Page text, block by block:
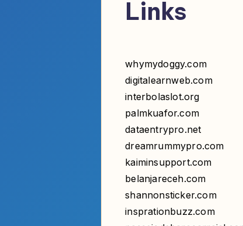
interbolaslot.org
palmkuafor.com
dataentrypro.net
dreamrummypro.com
kaiminsupport.com
belanjareceh.com
shannonsticker.com
insprationbuzz.com
passeiodebarcoarraial.com
fondworth.com